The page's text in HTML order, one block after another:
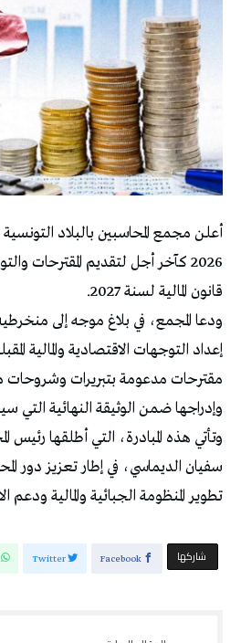
2026 كآخر أجل لتقديم المقترحات
قانون المالية لسنة 2027.
ودعا المجمع، في بلاغ موجه إلى
إعداد التوجهات الاقتصادية والمالية
مقترحات مدعومة بتبريرات
وإدراجها ضمن الوثيقة النهائية التي
وتأتي هذه المبادرة، التي أطلقها
سفيان الديماسي، في إطار تعزيز دور
تطوير المنظومة الجبائية والمالية ودعم
‫‫ شاركها‬ Facebook
Twitter